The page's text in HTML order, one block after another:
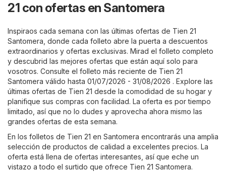
21 con ofertas en Santomera
Inspiraos cada semana con las últimas ofertas de Tien 21
Santomera, donde cada folleto abre la puerta a descuentos
extraordinarios y ofertas exclusivas. Mirad el folleto completo
y descubrid las mejores ofertas que están aquí solo para
vosotros. Consulte el folleto más reciente de Tien 21
Santomera válido hasta 01/07/2026 - 31/08/2026 . Explore las
últimas ofertas de Tien 21 desde la comodidad de su hogar y
planifique sus compras con facilidad. La oferta es por tiempo
limitado, así que no lo dudes y aprovecha ahora mismo las
grandes ofertas de esta semana.
En los folletos de Tien 21 en Santomera encontrarás una amplia
selección de productos de calidad a excelentes precios. La
oferta está llena de ofertas interesantes, así que eche un
vistazo a todo el surtido que ofrece Tien 21 Santomera.